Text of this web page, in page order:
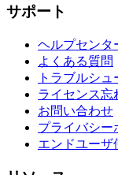
サポート
ヘルプセンタ
よくある質問
トラブルシ
ライセンス忘
お問い合わせ
プライバシー
エンドユーザ